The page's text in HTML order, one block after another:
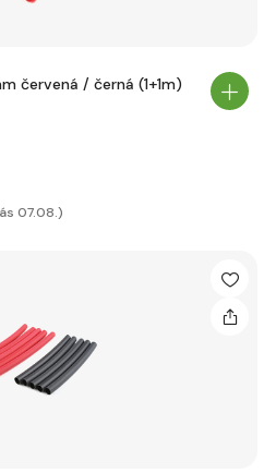
červená / černá (1+1m)
07.08.)